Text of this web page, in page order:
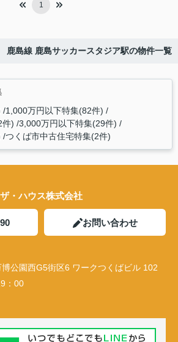
1
鹿島線 鹿島サッカースタジア駅の物件一覧
1,000万円以下特集(82件)
件) 3,000万円以下特集(29件)
つくば市中古住宅特集(2件)
ザ・ハウス株式会社
お問い合わせ
公園西G5街区6 ワークつくばビル 102
：00